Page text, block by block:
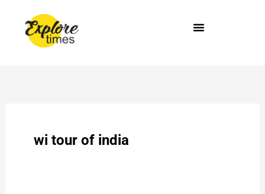
content
wi tour of india